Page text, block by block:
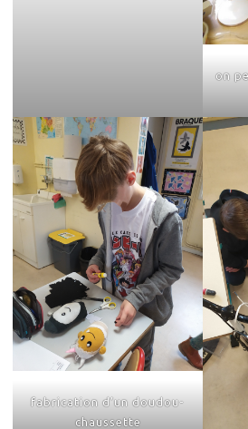
on
fabrication d’un doudou-
chaussette